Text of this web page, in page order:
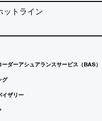
ットライン
ダーアシュアランスサービス（BAS）
グ
イザリー